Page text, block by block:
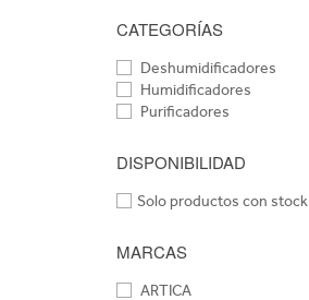
CATEGORÍAS
Deshumidificadores
Humidificadores
Purificadores
DISPONIBILIDAD
Solo productos con stock
MARCAS
ARTICA